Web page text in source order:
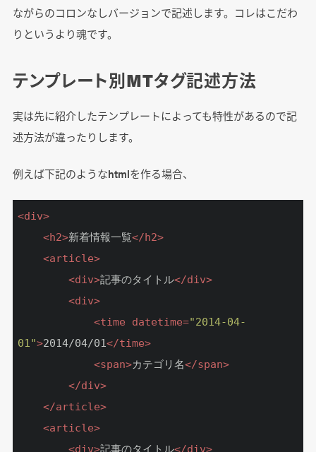
ながらのコロンなしバージョンで記述します。コレはこだわ
りというより魂です。
テンプレート別MTタグ記述方法
実は先に紹介したテンプレートによっても特性があるので記
述方法が違ったりします。
例えば下記のようなhtmlを作る場合、
<div>
<h2>新着情報一覧</h2>
<article>
<div>記事のタイトル</div>
<div>
<time datetime="2014-04-
01">2014/04/01</time>
<span>カテゴリ名</span>
</div>
</article>
<article>
<div>記事のタイトル</div>